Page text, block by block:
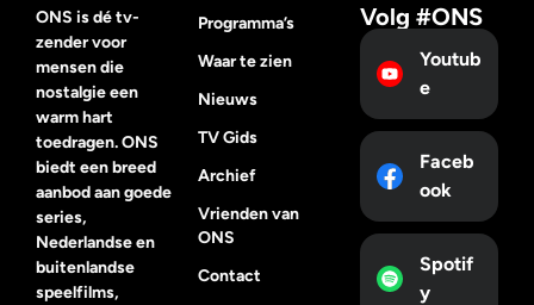
ONS is dé tv-
zender voor
mensen die
nostalgie een
warm hart
toedragen. ONS
biedt een breed
aanbod aan goede
series,
Nederlandse en
buitenlandse
speelfilms,
Programma’s
Waar te zien
Nieuws
TV Gids
Archief
Vrienden van
ONS
Contact
Volg #ONS
Youtub
e
Faceb
ook
Spotif
y